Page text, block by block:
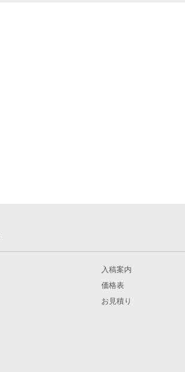
入稿案内
価格表
お見積り